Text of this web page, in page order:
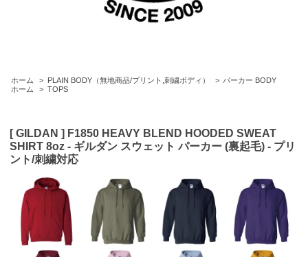
ホーム > PLAIN BODY（無地商品/プリント,刺繍ボディ） > パーカー BODY
ホーム
> TOPS
[ GILDAN ] F1850 HEAVY BLEND HOODED SWEAT
SHIRT 8oz - ギルダン スウェット パーカー (裏起毛) - プリ
ント/刺繍対応